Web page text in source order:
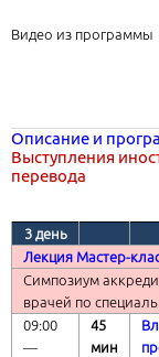
Видео из программы
Описание и
Выступления
перевода
3 день
Лекция Мастер-
Симпозиум
врачей по
09:00
―
45
мин